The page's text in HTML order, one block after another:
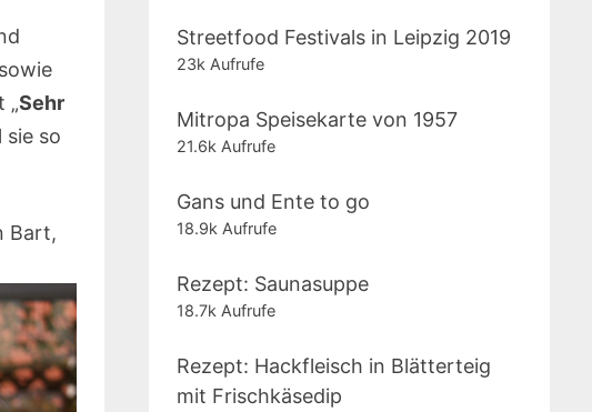
„Sehr
so
Bart,
Streetfood Festivals in Leipzig 2019
23k Aufrufe
Mitropa Speisekarte von 1957
21.6k Aufrufe
Gans und Ente to go
18.9k Aufrufe
Rezept: Saunasuppe
18.7k Aufrufe
Rezept: Hackfleisch in Blätterteig
mit Frischkäsedip